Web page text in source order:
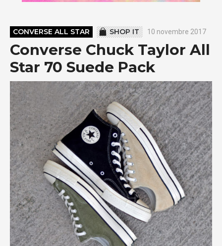
CONVERSE ALL STAR SHOP IT 10 novembre 2017
Converse Chuck Taylor All
Star 70 Suede Pack